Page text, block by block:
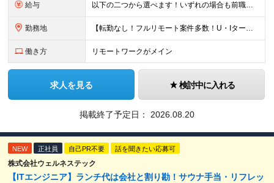
給与 以下の二つから選べます！いずれの場合も前職の給与を考盛し給与シミュレーションを作成します。 【プロセス型（コツコツ給与を上げたい方向け）】 ■月給25万円～50万円 ※年齢や社歴、仕事の取り組み姿勢
勤務地 【転勤なし！フルリモート案件多数！U・Iターン歓迎】 一都三県を中心に豊富な案件を保有しております！ 東京・愛知・大阪・広島・福岡・新潟の 各プロジェクト先または自社拠点 ※勤務地は希望を考慮します
働き方 リモートワークがメイン
求人を見る 検討中に入れる
掲載終了予定日： 2026.08.20
NEW 正社員 自己PR不要 話を聞きたい応募可
株式会社ウェルネステック
【ITエンジニア】ランチ代は会社と割り勘！サウナ手当・リフレッ